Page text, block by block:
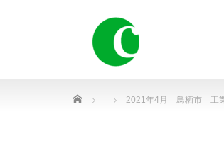
Home 2021年4月 鳥栖市 工